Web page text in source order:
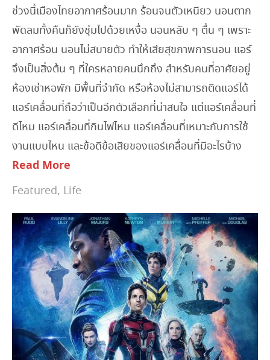
ช่วงนี้เมืองไทยอากาศร้อนมาก ร้อนจนตัวเหนียว นอนตาก
พัดลมทั้งคืนก็ยังชุ่มไปด้วยเหงื่อ นอนหลับ ๆ ตื่น ๆ เพราะ
อากาศร้อน นอนไม่สบายตัว ทำให้เสียสุขภาพการนอน แอร์
จึงเป็นสิ่งต้น ๆ ที่ใครหลายคนนึกถึง สำหรับคนที่อาศัยอยู่
ห้องเช่าหอพัก มีพื้นที่จำกัด หรือห้องไม่สามารถติดแอร์ได้
แอร์เคลื่อนที่ถือว่าเป็นอีกตัวเลือกที่น่าสนใจ แต่แอร์เคลื่อนที่
ดีไหม แอร์เคลื่อนที่กินไฟไหม แอร์เคลื่อนที่เหมาะกับการใช้
งานแบบไหน และข้อดีข้อเสียของแอร์เคลื่อนที่มีอะไรบ้าง
Read More
Featured, Life